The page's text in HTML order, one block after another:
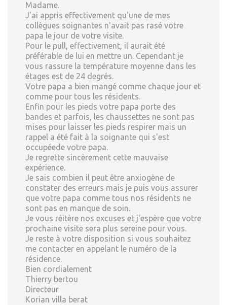
Madame.
J'ai appris effectivement qu'une de mes
collègues soignantes n'avait pas rasé votre
papa le jour de votre visite.
Pour le pull, effectivement, il aurait été
préférable de lui en mettre un. Cependant je
vous rassure la température moyenne dans les
étages est de 24 degrés.
Votre papa a bien mangé comme chaque jour et
comme pour tous les résidents.
Enfin pour les pieds votre papa porte des
bandes et parfois, les chaussettes ne sont pas
mises pour laisser les pieds respirer mais un
rappel a été fait à la soignante qui s'est
occupéede votre papa.
Je regrette sincèrement cette mauvaise
expérience.
Je sais combien il peut être anxiogène de
constater des erreurs mais je puis vous assurer
que votre papa comme tous nos résidents ne
sont pas en manque de soin.
Je vous réitère nos excuses et j'espère que votre
prochaine visite sera plus sereine pour vous.
Je reste à votre disposition si vous souhaitez
me contacter en appelant le numéro de la
résidence.
Bien cordialement
Thierry bertou
Directeur
Korian villa berat